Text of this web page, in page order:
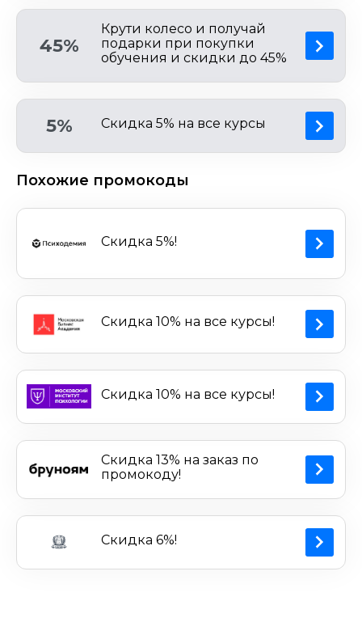
45%
Крути колесо и получай
подарки при покупки
обучения и скидки до 45%
5% Скидка 5% на все курсы
Похожие промокоды
Скидка 5%!
Скидка 10% на все курсы!
Скидка 10% на все курсы!
Скидка 13% на заказ по
промокоду!
Скидка 6%!